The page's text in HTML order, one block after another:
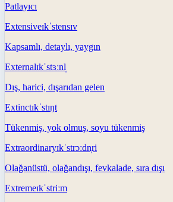
Patlayıcı
Extensiveɪkˈstensɪv
Kapsamlı, detaylı, yaygın
Externalɪkˈstɜːnl̩
Dış, harici, dışarıdan gelen
Extinctɪkˈstɪŋt
Tükenmiş, yok olmuş, soyu tükenmiş
Extraordinaryɪkˈstrɔːdn̩ri
Olağanüstü, olağandışı, fevkalade, sıra dışı
Extremeɪkˈstriːm